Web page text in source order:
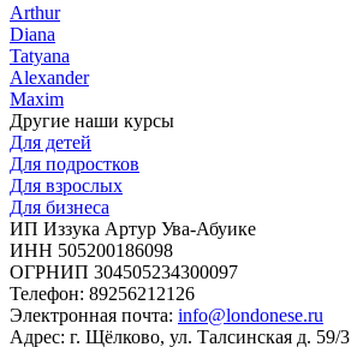
Arthur
Diana
Tatyana
Alexander
Maxim
Другие наши курсы
Для детей
Для подростков
Для взрослых
Для бизнеса
ИП Иззука Артур Ува-Абуике
ИНН 505200186098
ОГРНИП 304505234300097
Телефон: 89256212126
Электронная почта: info@londonese.ru
Адрес: г. Щёлково, ул. Талсинская д. 59/3